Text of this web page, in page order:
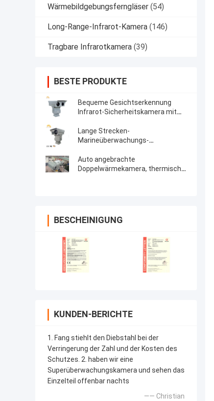
Wärmebildgebungsferngläser (54)
Long-Range-Infrarot-Kamera (146)
Tragbare Infrarotkamera (39)
BESTE PRODUKTE
Bequeme Gesichtserkennung
Infrarot-Sicherheitskamera mit
Lange Strecken-
Marineüberwachungs-
Nachtsicht
Auto angebrachte
Doppelwärmekamera, thermische
BESCHEINIGUNG
KUNDEN-BERICHTE
1. Fang stiehlt den Diebstahl bei der
Verringerung der Zahl und der Kosten des
Schutzes. 2. haben wir eine
Superüberwachungskamera und sehen das
Einzelteil offenbar nachts
—— Christian